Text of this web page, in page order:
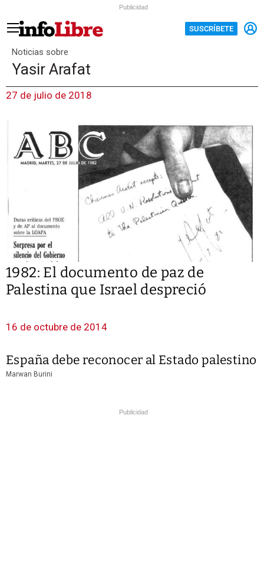
Publicidad
SUSCRÍBETE
Noticias sobre
Yasir Arafat
27 de julio de 2018
1982: El documento de paz de
Palestina que Israel despreció
16 de octubre de 2014
España debe reconocer al Estado palestino
Marwan Burini
Publicidad